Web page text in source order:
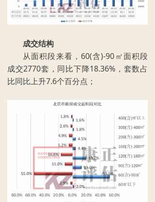
成交结构
从面积段来看，60(含)-90㎡面积段
成交2770套，同比下降18.36%，套数占
比同比上升7.6个百分点；